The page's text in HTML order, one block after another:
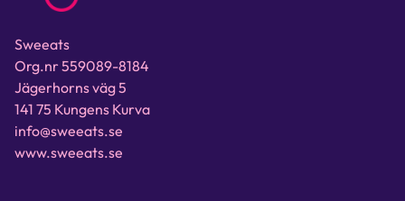
Sweeats
Org.nr 559089-8184
Jägerhorns väg 5
141 75 Kungens Kurva
info@sweeats.se
www.sweeats.se